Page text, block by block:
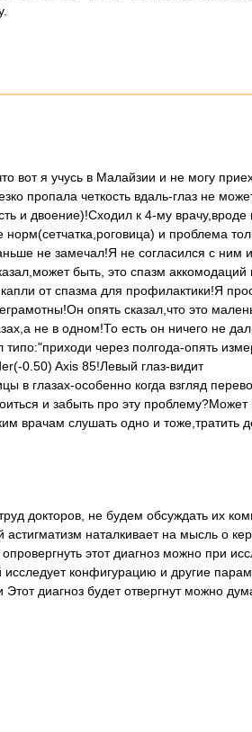
вот я учусь в Малайзии и не могу
пропала четкость вдаль-глаз не
и двоение)!Сходил к 4-му
норм(сетчатка,роговица) и проблема
не замечал!Я не согласился с ним и
быть, это спазм аккомодаций
от спазма для профилактики!Я
опять сказал,что это
не в одном!То есть он ничего не
типо:"приходи через полгода-опять
0.50) Axis 85!Левый глаз-видит
в глазах-особенно когда взгляд
и забыть про эту проблему?Может
врачам слушать одно и тоже,тратить
докторов, не будем обсуждать их
наталкивает на мысль о
этот диагноз можно при
конфигурацию и другие
диагноз будет отвергнут можно